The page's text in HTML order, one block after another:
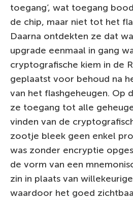
toegang’, wat toegang
de chip, maar niet tot het
Daarna ontdekten ze dat
upgrade eenmaal in gang
cryptografische kiem in de
geplaatst voor behoud na
van het flashgeheugen. Op
ze toegang tot alle
vinden van de
zootje bleek geen enkel
was zonder encryptie
de vorm van een
zin in plaats van
waardoor het goed